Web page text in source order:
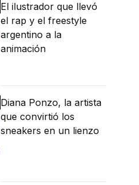
El ilustrador que llevó
el rap y el freestyle
argentino a la
animación
Diana Ponzo, la artista
que convirtió los
sneakers en un lienzo